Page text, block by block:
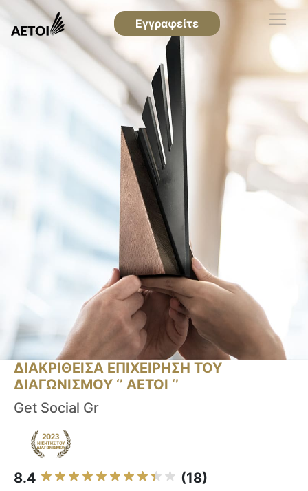
Εγγραφείτε
ΔΙΑΚΡΙΘΕΙΣΑ ΕΠΙΧΕΙΡΗΣΗ ΤΟΥ
ΔΙΑΓΩΝΙΣΜΟΥ ‘’ ΑΕΤΟΙ ‘’
Get Social Gr
8.4 (18)